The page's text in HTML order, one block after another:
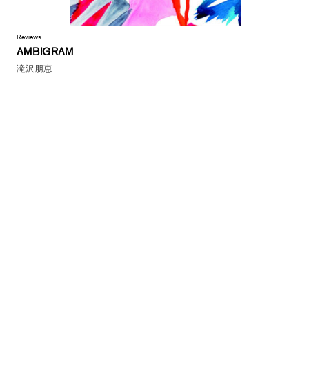
Reviews
AMBIGRAM
滝沢朋恵